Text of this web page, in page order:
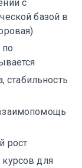
с
базой в
по
стабильность
рост
для